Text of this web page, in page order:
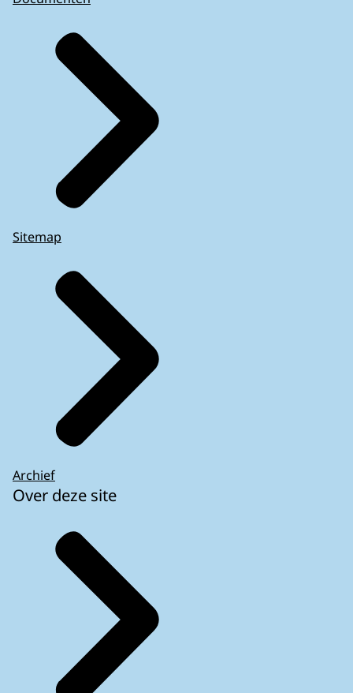
Sitemap
Archief
Over deze site